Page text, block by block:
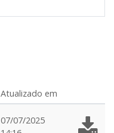
Atualizado em
07/07/2025